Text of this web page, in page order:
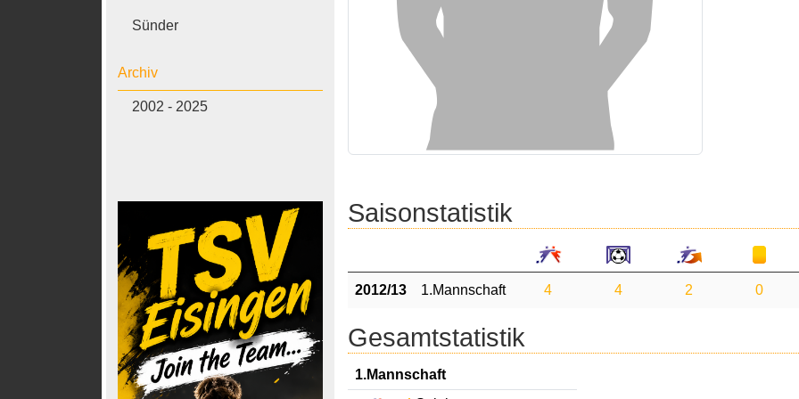
Sünder
Archiv
2002 - 2025
Saisonstatistik
2012/13 1.Mannschaft 4 4 2 0
Gesamtstatistik
1.Mannschaft